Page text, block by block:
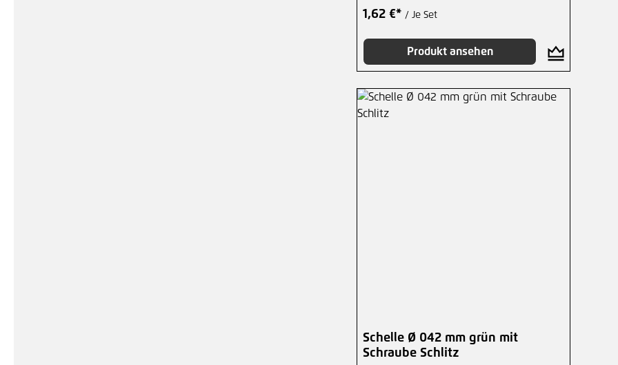
1,62 €* / Je Set
Produkt ansehen
Schelle Ø 042 mm grün mit
Schraube Schlitz